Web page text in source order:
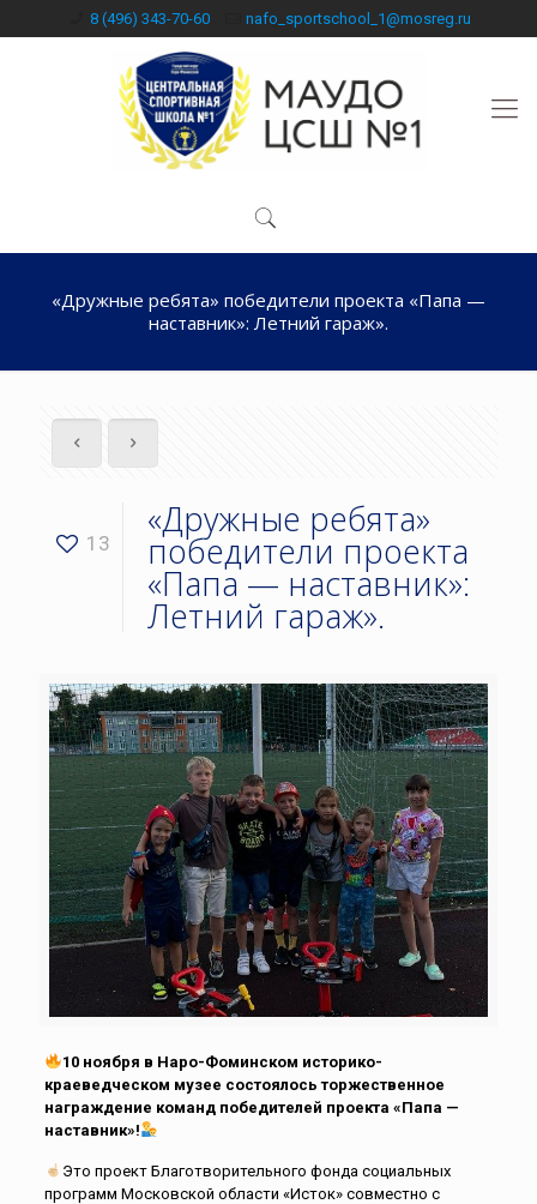
8 (496) 343-70-60 nafo_sportschool_1@mosreg.ru
«Дружные ребята» победители проекта «Папа —
наставник»: Летний гараж».
13
«Дружные ребята»
победители проекта
«Папа — наставник»:
Летний гараж».
10 ноября в Наро-Фоминском историко-
краеведческом музее состоялось торжественное
награждение команд победителей проекта «Папа —
наставник»!
Это проект Благотворительного фонда социальных
программ Московской области «Исток» совместно с